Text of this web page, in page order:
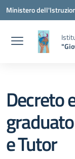
Vai ai contenuti
Vai al menu di
Vai al footer
Ministero
Decreto
e Tutor